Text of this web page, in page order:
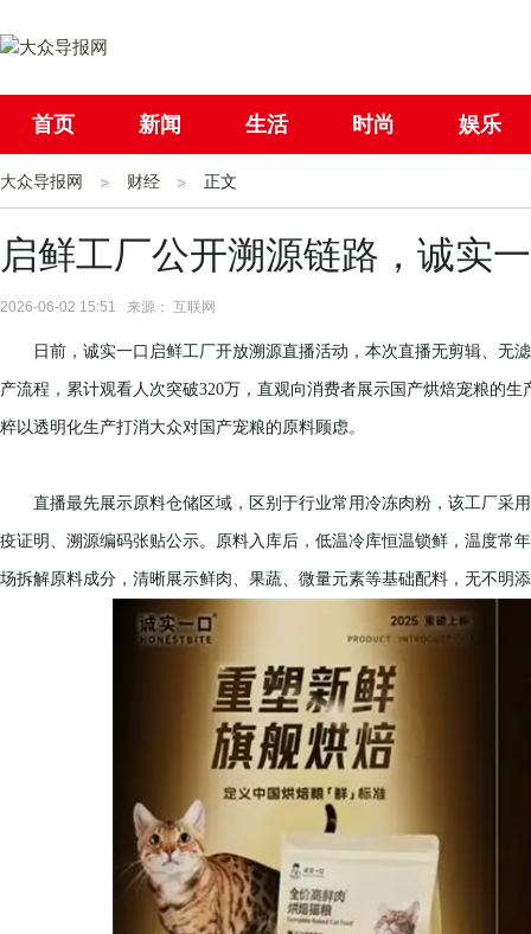
首页 新闻 生活 时尚 娱乐
社会 国际
大众导报网 财经 正文
启鲜工厂公开溯源链路，诚实
2026-06-02 15:51 来源： 互联网
日前，诚实一口启鲜工厂开放溯源直播活动，本次直播无剪辑、无
产流程，累计观看人次突破320万，直观向消费者展示国产烘焙宠粮的
粹以透明化生产打消大众对国产宠粮的原料顾虑。
直播最先展示原料仓储区域，区别于行业常用冷冻肉粉，该工厂采
疫证明、溯源编码张贴公示。原料入库后，低温冷库恒温锁鲜，温度常
场拆解原料成分，清晰展示鲜肉、果蔬、微量元素等基础配料，无不明